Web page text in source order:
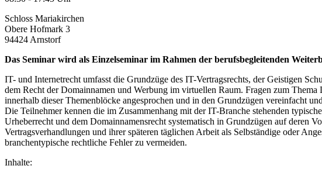
Schloss Mariakirchen
Obere Hofmark 3
94424 Arnstorf
Das Seminar wird als Einzelseminar im Rahmen der berufsbegleitenden
IT- und Internetrecht umfasst die Grundzüge des IT-Vertragsrechts, der Geistigen
dem Recht der Domainnamen und Werbung im virtuellen Raum. Fragen zum
innerhalb dieser Themenblöcke angesprochen und in den Grundzügen vereinfacht
Die Teilnehmer kennen die im Zusammenhang mit der IT-Branche stehenden
Urheberrecht und dem Domainnamensrecht systematisch in Grundzügen auf deren
Vertragsverhandlungen und ihrer späteren täglichen Arbeit als Selbständige oder
branchentypische rechtliche Fehler zu vermeiden.
Inhalte: